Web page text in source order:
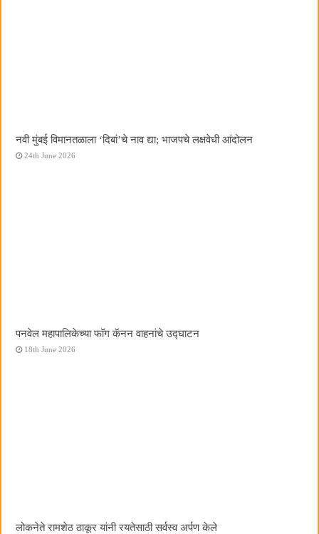
नवी मुंबई विमानतळाला ‌‘दिबां‌’चे नाव द्या; भाजपचे लक्षवेधी आंदोलन
24th June 2026
पनवेल महापालिकेच्या फॉग कॅनन वाहनांचे उद्घाटन
18th June 2026
लोकनेते रामशेठ ठाकूर यांनी रयतेसाठी सर्वस्व अर्पण केले